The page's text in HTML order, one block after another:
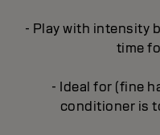
- Play with intensity
time
- Ideal for (fine
conditioner is